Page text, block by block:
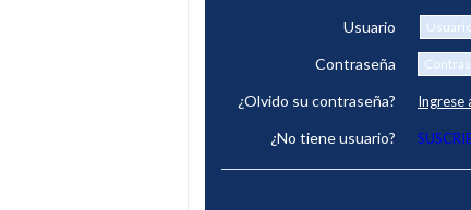
Usuario
Contraseña
¿Olvido su contraseña?
Ingrese
¿No tiene usuario?